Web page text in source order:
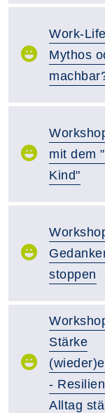
Work-
Mythos
mit dem
Kind"
stoppen
Stärke
-
Alltag